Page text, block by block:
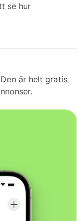
se hur
är helt gratis